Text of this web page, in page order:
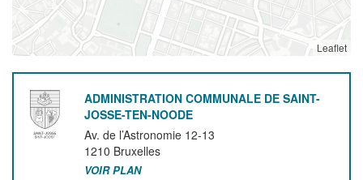
Leaflet
ADMINISTRATION COMMUNALE DE SAINT-
JOSSE-TEN-NOODE
Av. de l’Astronomie 12-13
1210 Bruxelles
VOIR PLAN